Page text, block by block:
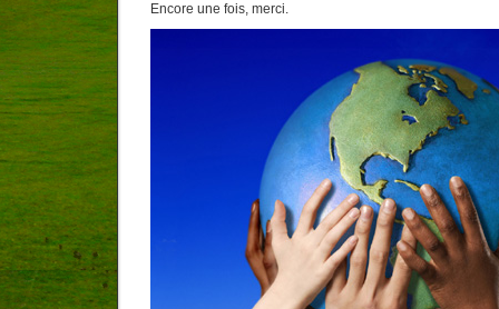
Encore une fois, merci.